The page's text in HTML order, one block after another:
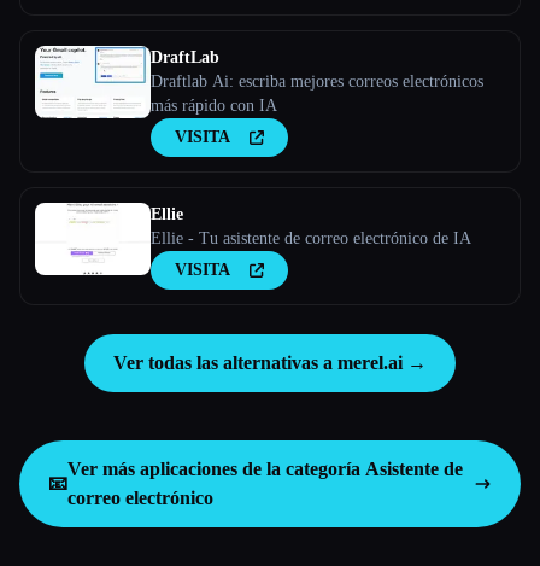
DraftLab
Draftlab Ai: escriba mejores correos electrónicos
más rápido con IA
VISITA
Ellie
Ellie - Tu asistente de correo electrónico de IA
VISITA
Ver todas las alternativas a merel.ai →
📧
Ver más aplicaciones de la categoría Asistente de
correo electrónico